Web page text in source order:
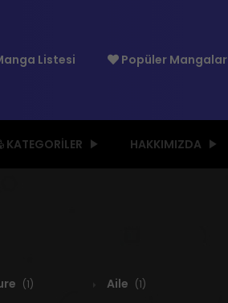
Listesi Popüler Mangalar
KATEGORILER HAKKIMIZDA
(1) Aile (1)